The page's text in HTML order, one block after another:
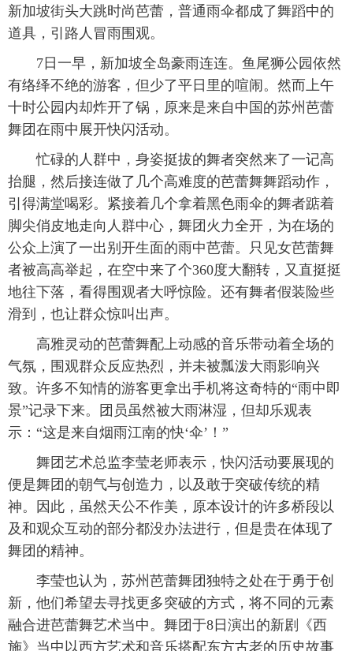
新华电视中文 新华电视英文 返回PC
新加坡街头大跳时尚芭蕾，普通雨伞都成了舞蹈中的
道具，引路人冒雨围观。
7日一早，新加坡全岛豪雨连连。鱼尾狮公园依然
有络绎不绝的游客，但少了平日里的喧闹。然而上午
十时公园内却炸开了锅，原来是来自中国的苏州芭蕾
舞团在雨中展开快闪活动。
忙碌的人群中，身姿挺拔的舞者突然来了一记高
抬腿，然后接连做了几个高难度的芭蕾舞舞蹈动作，
引得满堂喝彩。紧接着几个拿着黑色雨伞的舞者踮着
脚尖俏皮地走向人群中心，舞团火力全开，为在场的
公众上演了一出别开生面的雨中芭蕾。只见女芭蕾舞
者被高高举起，在空中来了个360度大翻转，又直挺挺
地往下落，看得围观者大呼惊险。还有舞者假装险些
滑到，也让群众惊叫出声。
高雅灵动的芭蕾舞配上动感的音乐带动着全场的
气氛，围观群众反应热烈，并未被瓢泼大雨影响兴
致。许多不知情的游客更拿出手机将这奇特的“雨中即
景”记录下来。团员虽然被大雨淋湿，但却乐观表
示：“这是来自烟雨江南的快‘伞’！”
舞团艺术总监李莹老师表示，快闪活动要展现的
便是舞团的朝气与创造力，以及敢于突破传统的精
神。因此，虽然天公不作美，原本设计的许多桥段以
及和观众互动的部分都没办法进行，但是贵在体现了
舞团的精神。
李莹也认为，苏州芭蕾舞团独特之处在于勇于创
新，他们希望去寻找更多突破的方式，将不同的元素
融合进芭蕾舞艺术当中。舞团于8日演出的新剧《西
施》当中以西方艺术和音乐搭配东方古老的历史故事